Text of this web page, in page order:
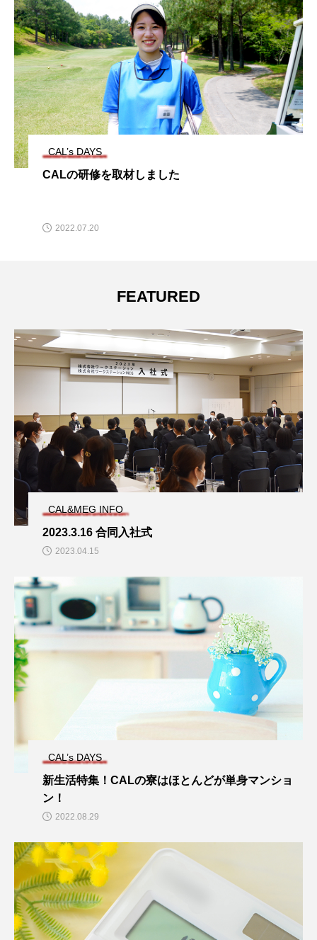
CAL’s DAYS
CALイベント特集！前編
2022.11.16
FEATURED
CAL&MEG INFO
2023.3.16 合同入社式
2023.04.15
CAL’s DAYS
新生活特集！CALの寮はほとんどが単身マンショ
ン！
2022.08.29